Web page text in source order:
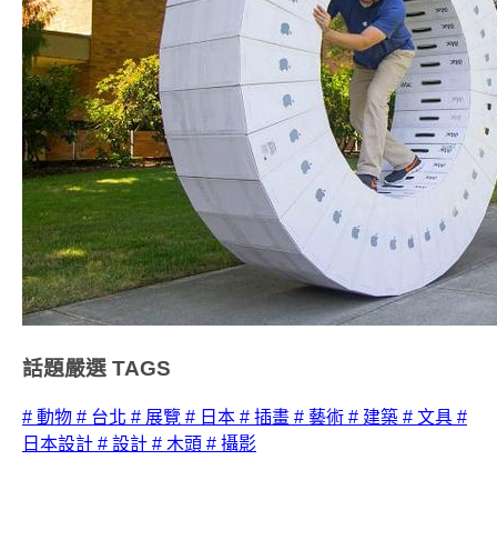
話題嚴選 TAGS
# 動物 # 台北 # 展覽 # 日本 # 插畫 # 藝術 # 建築 # 文具 #
日本設計 # 設計 # 木頭 # 攝影